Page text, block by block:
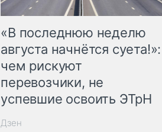
«В последнюю неделю
августа начнётся суета!»:
чем рискуют
перевозчики, не
успевшие освоить ЭТрН
Дзен